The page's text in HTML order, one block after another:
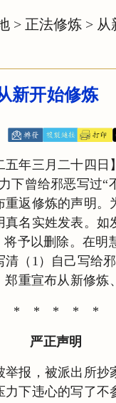
> 正法修炼 > 从
新开始修炼
五年三月二十四日
下曾给邪恶写过“
重返修炼的声明。
真名实姓发表。如
将予以删除。在明
清（1）自己写给
重宣布从新修炼
* * * * *
严正声明
举报，被派出所抄
力下违心的写了不